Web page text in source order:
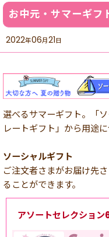
お中元・サマーギフ
2022年06月21日
選べるサマーギフト。「
レートギフト」から用途
ソーシャルギフト
ご注文者さまがお届け先
ることができます。
アソートセレクション